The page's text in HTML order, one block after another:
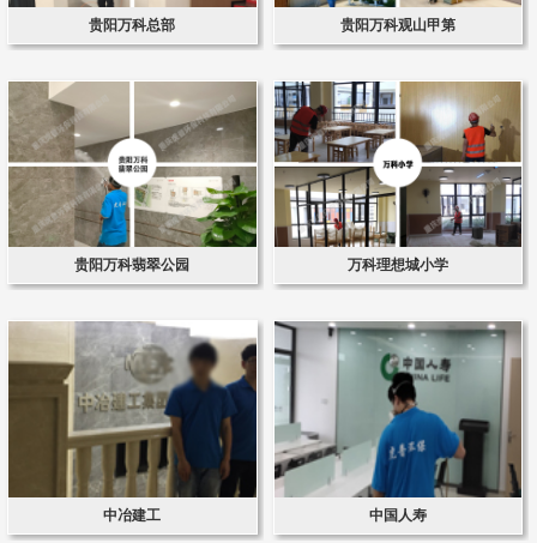
贵阳万科总部 贵阳万科观山甲第
贵阳万科翡翠公园 万科理想城小学
中冶建工 中国人寿